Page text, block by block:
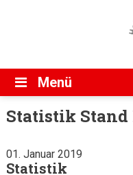
Menü
Statistik Stand
01. Januar 2019
Statistik